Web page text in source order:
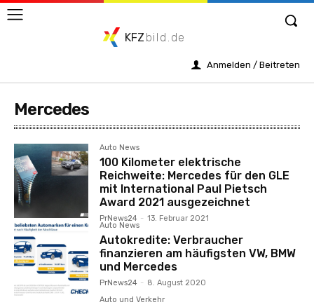
KFZ bild.de
Anmelden / Beitreten
Mercedes
Auto News
100 Kilometer elektrische
Reichweite: Mercedes für den GLE
mit International Paul Pietsch
Award 2021 ausgezeichnet
PrNews24 - 13. Februar 2021
Auto News
Autokredite: Verbraucher
finanzieren am häufigsten VW, BMW
und Mercedes
PrNews24 - 8. August 2020
Auto und Verkehr